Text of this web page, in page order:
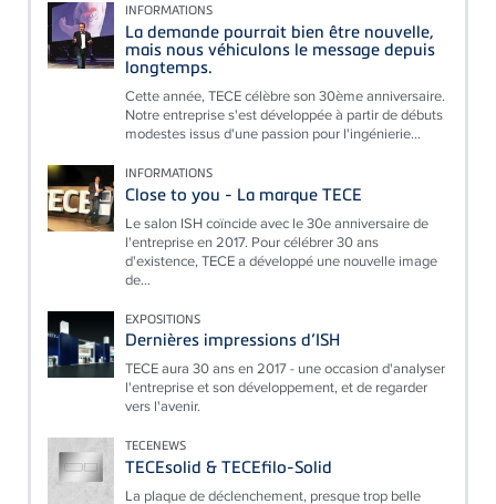
INFORMATIONS
La demande pourrait bien être nouvelle,
mais nous véhiculons le message depuis
longtemps.
Cette année, TECE célèbre son 30ème anniversaire.
Notre entreprise s'est développée à partir de débuts
modestes issus d'une passion pour l'ingénierie...
INFORMATIONS
Close to you - La marque TECE
Le salon ISH coïncide avec le 30e anniversaire de
l'entreprise en 2017. Pour célébrer 30 ans
d'existence, TECE a développé une nouvelle image
de...
EXPOSITIONS
Dernières impressions d’ISH
TECE aura 30 ans en 2017 - une occasion d'analyser
l'entreprise et son développement, et de regarder
vers l'avenir.
TECENEWS
TECEsolid & TECEfilo-Solid
La plaque de déclenchement, presque trop belle